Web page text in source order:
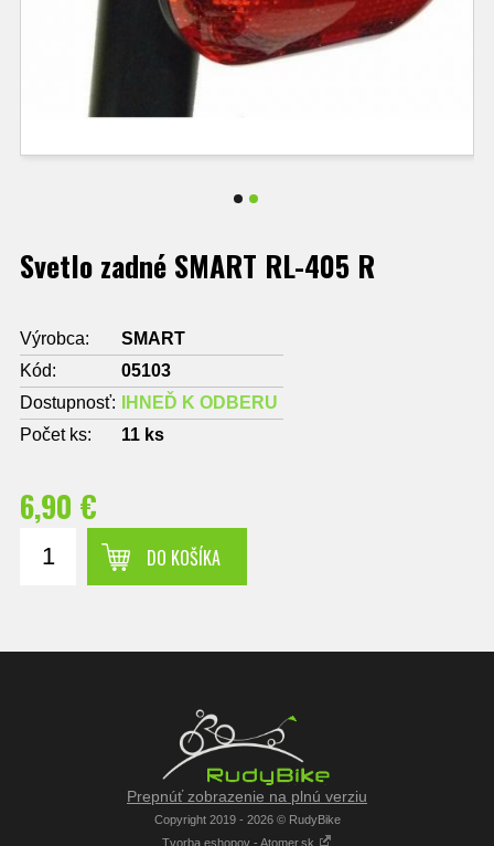
Svetlo zadné SMART RL-405 R
Výrobca:
SMART
Kód:
05103
Dostupnosť:
IHNEĎ K ODBERU
Počet ks:
11 ks
6,90 €
DO KOŠÍKA
Prepnúť zobrazenie na plnú verziu
Copyright 2019 - 2026 © RudyBike
Tvorba eshopov - Atomer.sk